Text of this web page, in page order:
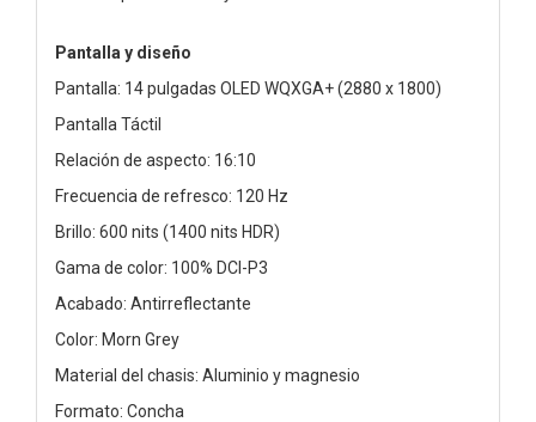
Pantalla y diseño
Pantalla: 14 pulgadas OLED WQXGA+ (2880 x 1800)
Pantalla Táctil
Relación de aspecto: 16:10
Frecuencia de refresco: 120 Hz
Brillo: 600 nits (1400 nits HDR)
Gama de color: 100% DCI-P3
Acabado: Antirreflectante
Color: Morn Grey
Material del chasis: Aluminio y magnesio
Formato: Concha